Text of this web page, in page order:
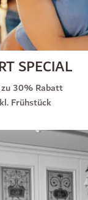
SPECIAL
30% Rabatt
Frühstück